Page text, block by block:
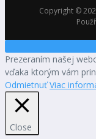
Copyright ©
Prezeraním našej
vďaka ktorým vám
Odmietnuť Viac
Close